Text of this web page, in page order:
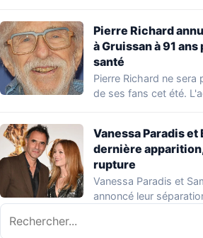
Pierre Richard
à Gruissan à 91
santé
Pierre Richard ne
de ses fans cet été.
Vanessa Paradis
dernière
rupture
Vanessa Paradis et
annoncé leur
Rechercher